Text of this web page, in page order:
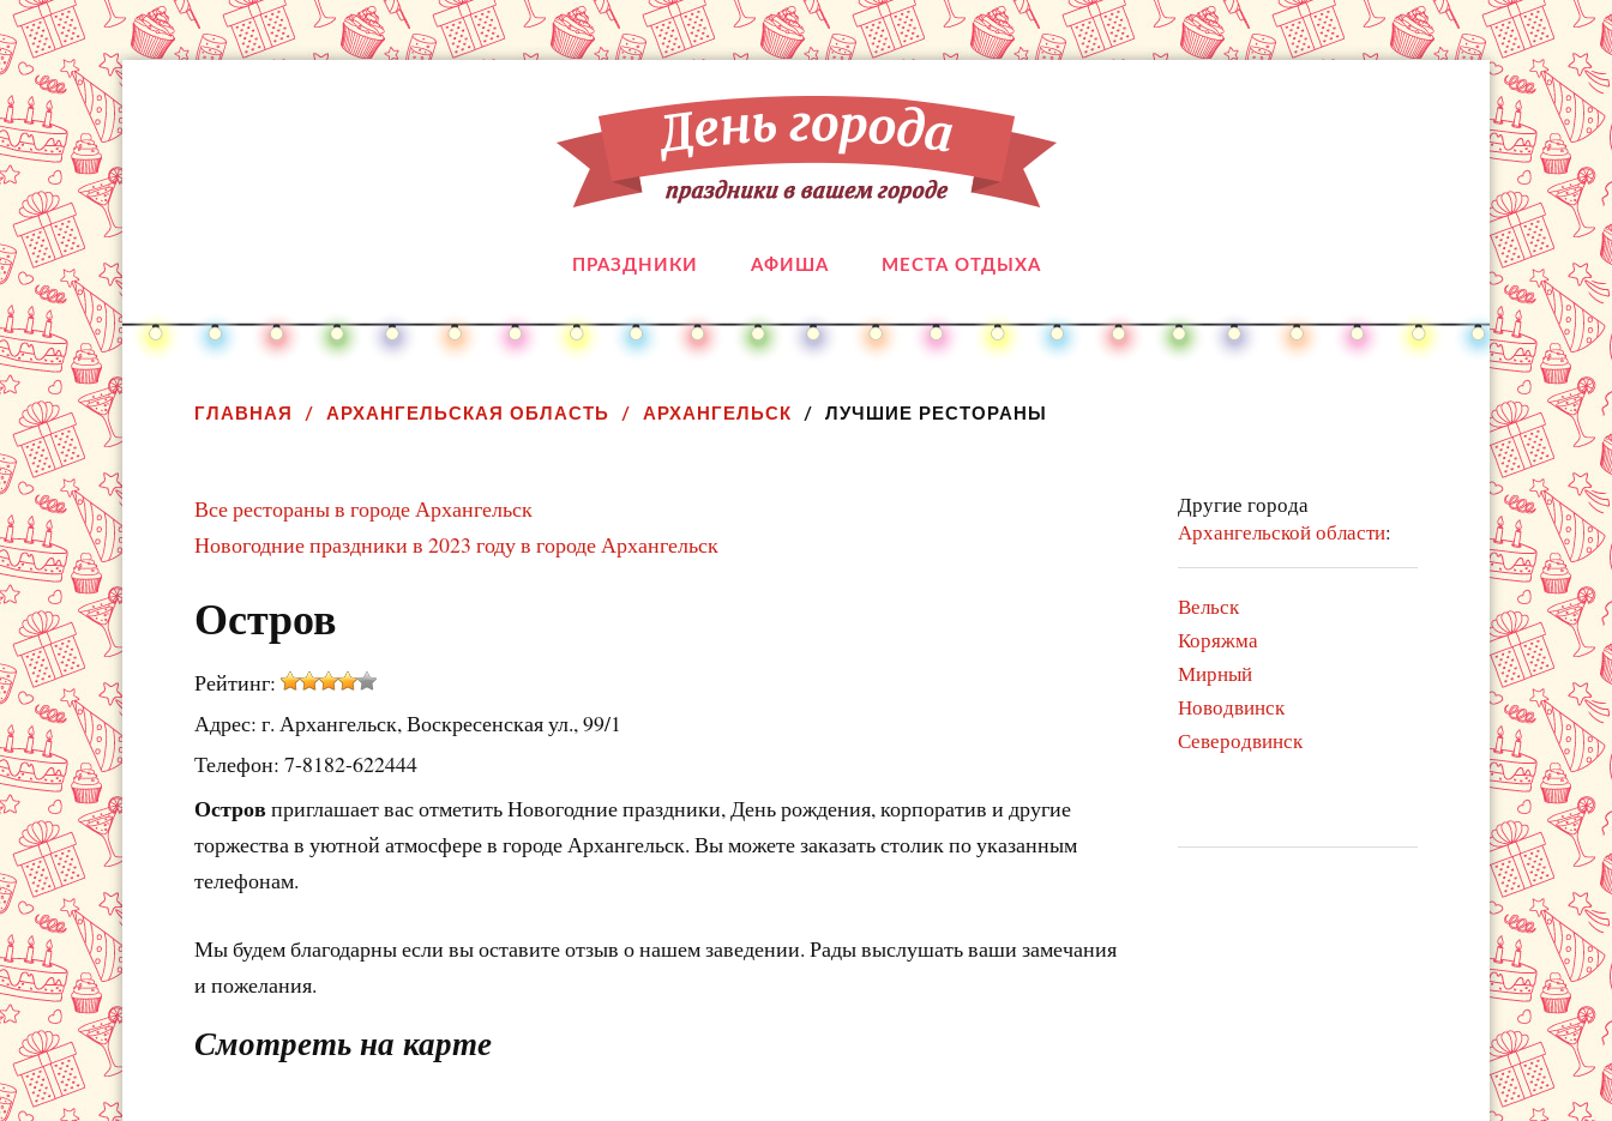
ПРАЗДНИКИ АФИША МЕСТА ОТДЫХА
ГЛАВНАЯ АРХАНГЕЛЬСКАЯ ОБЛАСТЬ АРХАНГЕЛЬСК ЛУЧШИЕ РЕСТОРАНЫ
Другие города
Архангельской области:
Вельск
Коряжма
Мирный
Новодвинск
Северодвинск
Все рестораны в городе Архангельск
Новогодние праздники в 2023 году в городе Архангельск
Остров
Рейтинг:
Адрес: г. Архангельск, Воскресенская ул., 99/1
Телефон: 7-8182-622444
Островприглашает вас отметить Новогодние праздники, День рождения, корпоратив и другие
торжества в уютной атмосфере в городе Архангельск. Вы можете заказать столик по указанным
телефонам.
Мы будем благодарны если вы оставите отзыв о нашем заведении. Рады выслушать ваши замечания
и пожелания.
Смотреть на карте